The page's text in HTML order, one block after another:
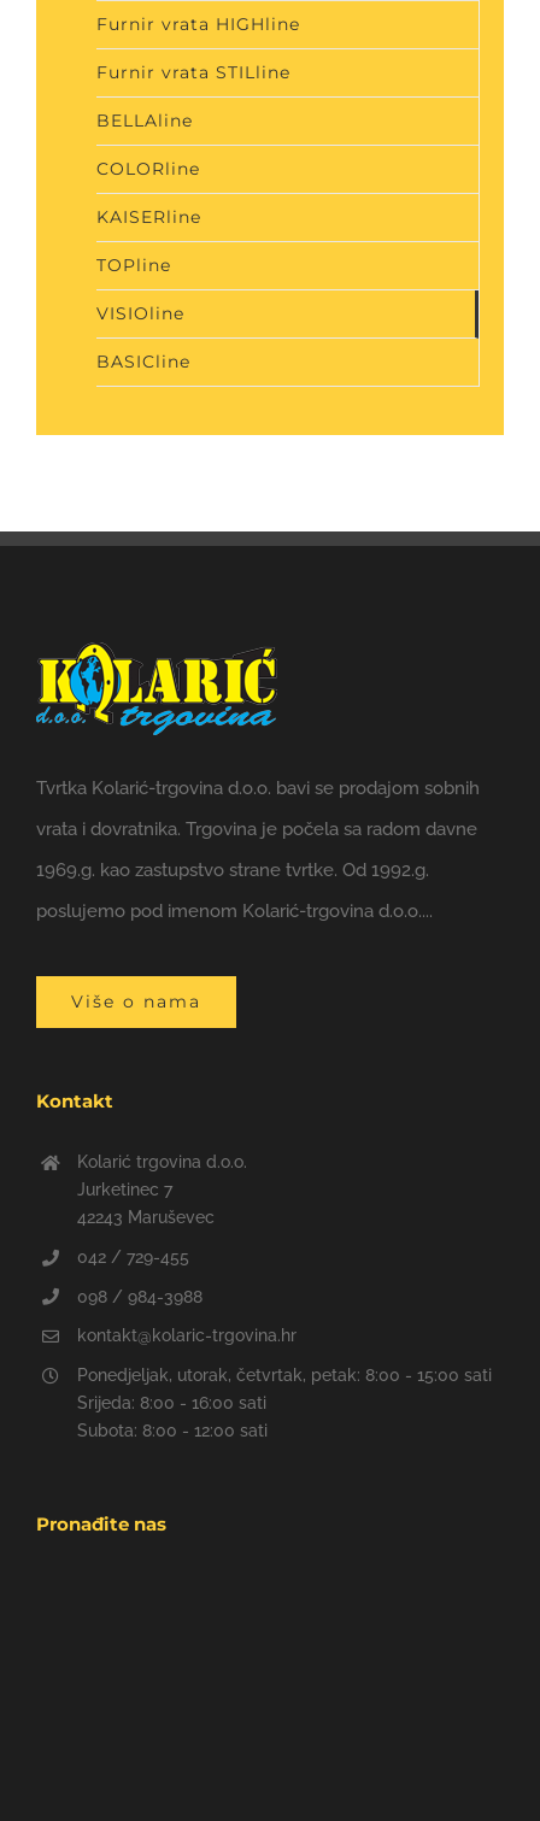
Furnir vrata HIGHline
Furnir vrata STILline
BELLAline
COLORline
KAISERline
TOPline
VISIOline
BASICline
Tvrtka Kolarić-trgovina d.o.o. bavi se prodajom sobnih
vrata i dovratnika. Trgovina je počela sa radom davne
1969.g. kao zastupstvo strane tvrtke. Od 1992.g.
poslujemo pod imenom Kolarić-trgovina d.o.o....
Više o nama
Kontakt
Kolarić trgovina d.o.o.
Jurketinec 7
42243 Maruševec
042 / 729-455
098 / 984-3988
kontakt@kolaric-trgovina.hr
Ponedjeljak, utorak, četvrtak, petak: 8:00 - 15:00 sati
Srijeda: 8:00 - 16:00 sati
Subota: 8:00 - 12:00 sati
Pronađite nas